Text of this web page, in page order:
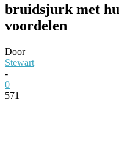
bruidsjurk met
voordelen
Door
Stewart
-
0
571